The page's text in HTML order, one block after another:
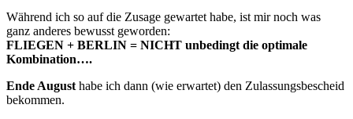
Während ich so auf die Zusage gewartet habe, ist mir noch was
ganz anderes bewusst geworden:
FLIEGEN + BERLIN = NICHT unbedingt die optimale
Kombination….
Ende August habe ich dann (wie erwartet) den Zulassungsbescheid
bekommen.